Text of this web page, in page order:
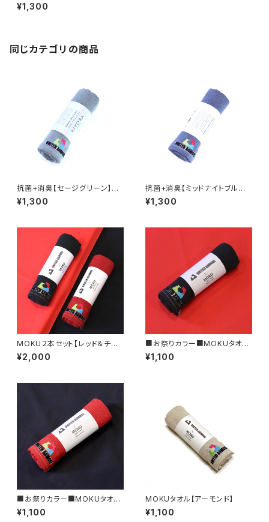
KIYORA MOKUタオル
¥1,300
同じカテゴリの商品
抗菌+消臭【セージグリーン】KI
YORA MOKUタオル
¥1,300
抗菌+消臭【ミッドナイトブルー】
KIYORA MOKUタオル
¥1,300
MOKU２本セット【レッド＆チャ
コール】お祭りカラーお得なセッ
ト
¥2,000
■お祭りカラー■MOKUタオル
【チャコール】
¥1,100
■お祭りカラー■MOKUタオル
【レッド】
¥1,100
MOKUタオル【アーモンド】
¥1,100